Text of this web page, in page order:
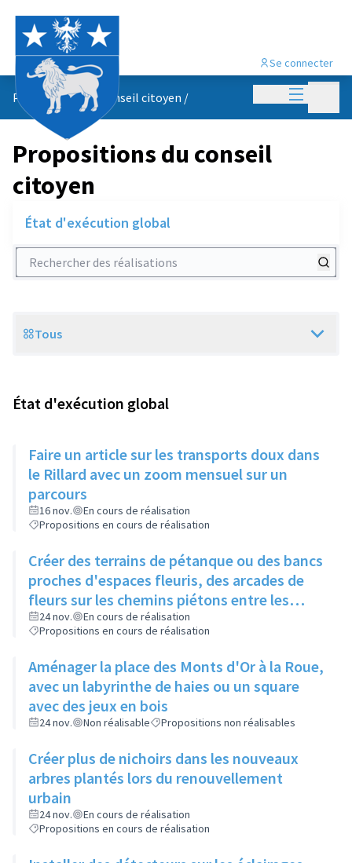
Menu
Se connecter
Propositions du conseil citoyen /
Propositions du conseil
citoyen
État d'exécution global
Rechercher des réalisations
Scope
Tous
État d'exécution global
Faire un article sur les transports doux dans
le Rillard avec un zoom mensuel sur un
parcours
16 nov.
En cours de réalisation
Propositions en cours de réalisation
Créer des terrains de pétanque ou des bancs
proches d'espaces fleuris, des arcades de
fleurs sur les chemins piétons entre les
immeubles
24 nov.
En cours de réalisation
Propositions en cours de réalisation
Aménager la place des Monts d'Or à la Roue,
avec un labyrinthe de haies ou un square
avec des jeux en bois
24 nov. Non réalisable Propositions non réalisables
Créer plus de nichoirs dans les nouveaux
arbres plantés lors du renouvellement
urbain
24 nov.
En cours de réalisation
Propositions en cours de réalisation